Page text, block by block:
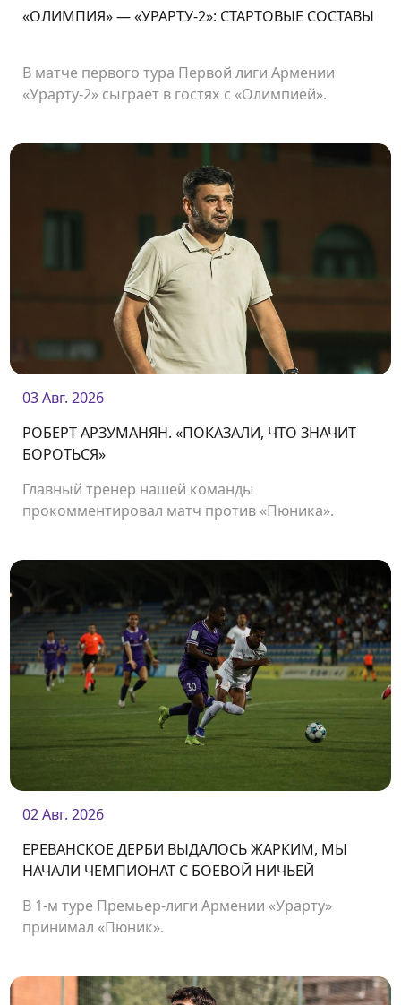
«ОЛИМПИЯ» — «УРАРТУ-2»: СТАРТОВЫЕ СОСТАВЫ
В матче первого тура Первой лиги Армении
«Урарту-2» сыграет в гостях с «Олимпией».
03 Авг. 2026
РОБЕРТ АРЗУМАНЯН. «ПОКАЗАЛИ, ЧТО ЗНАЧИТ
БОРОТЬСЯ»
Главный тренер нашей команды
прокомментировал матч против «Пюника».
02 Авг. 2026
ЕРЕВАНСКОЕ ДЕРБИ ВЫДАЛОСЬ ЖАРКИМ, МЫ
НАЧАЛИ ЧЕМПИОНАТ С БОЕВОЙ НИЧЬЕЙ
В 1-м туре Премьер-лиги Армении «Урарту»
принимал «Пюник».